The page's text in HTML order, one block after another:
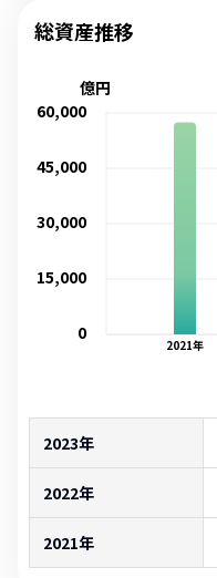
総資産推移
2021年
0
15,000
30,000
45,000
60,000
億円
2023年
2022年
2021年